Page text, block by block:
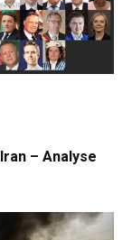
– Analyse